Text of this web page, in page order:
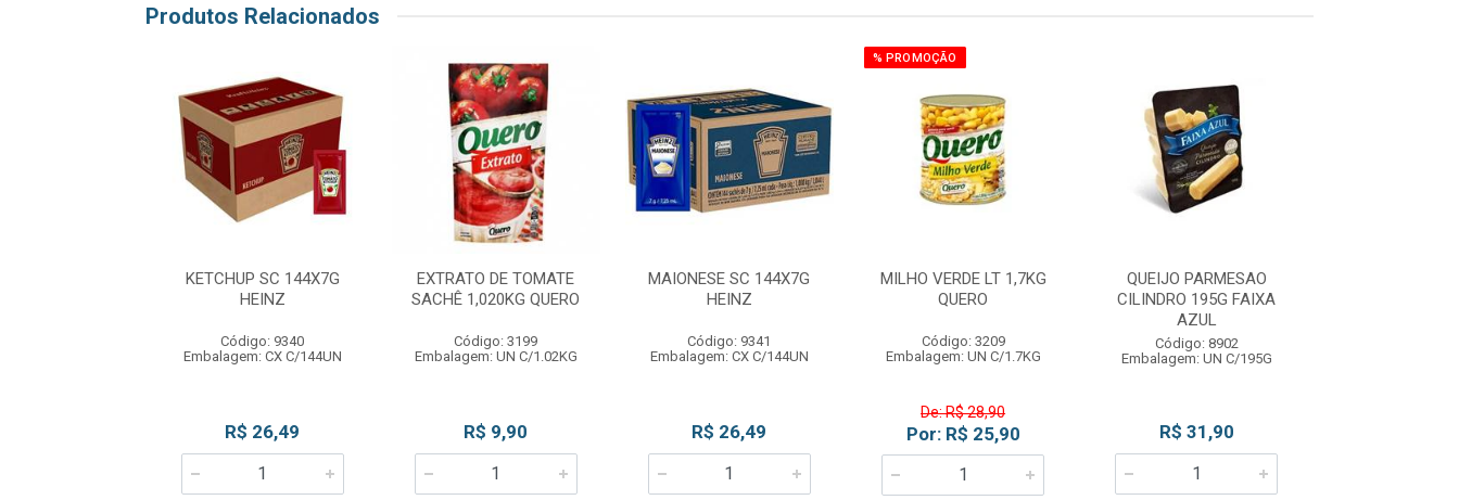
Produtos Relacionados
KETCHUP SC 144X7G
HEINZ
Código: 9340
Embalagem: CX C/144UN
R$ 26,49
EXTRATO DE TOMATE
SACHÊ 1,020KG QUERO
Código: 3199
Embalagem: UN C/1.02KG
R$ 9,90
MAIONESE SC 144X7G
HEINZ
Código: 9341
Embalagem: CX C/144UN
R$ 26,49
% PROMOÇÃO
MILHO VERDE LT 1,7KG
QUERO
Código: 3209
Embalagem: UN C/1.7KG
De: R$ 28,90
Por: R$ 25,90
QUEIJO PARMESAO
CILINDRO 195G FAIXA
AZUL
Código: 8902
Embalagem: UN C/195G
R$ 31,90